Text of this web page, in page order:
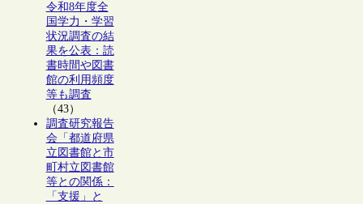
令和8年度全
国学力・学習
状況調査の結
果を公表：読
書時間や図書
館の利用頻度
等も調査
（43）
調査研究報告
会「都道府県
立図書館と市
町村立図書館
等との関係：
「支援」と